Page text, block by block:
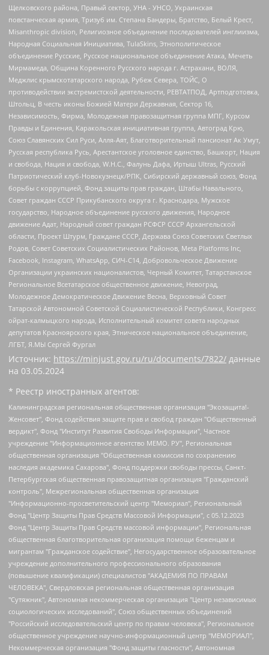
Щелковского района, Правый сектор, УНА - УНСО, Украинская
повстанческая армия, Тризуб им. Степана Бандеры, Братство, Белый Крест,
Misanthropic division, Религиозное объединение последователей инглиизма,
Народная Социальная Инициатива, TulaSkins, Этнополитическое
объединение Русские, Русское национальное объединение Атака, Мечеть
Мирмамеда, Община Коренного Русского народа г. Астрахани, ВОЛЯ,
Меджлис крымскотатарского народа, Рубеж Севера, ТОЙС, О
противодействии экстремистской деятельности, РЕВТАТПОД, Артподготовка,
Штольц, В честь иконы Божией Матери Державная, Сектор 16,
Независимость, Фирма, Молодежная правозащитная группа МПГ, Курсом
Правды и Единения, Каракольская инициативная группа, Автоград Крю,
Союз Славянских Сил Руси, Алля-Аят, Благотворительный пансионат Ак Умут,
Русская республика Русь, Арестантское уголовное единство, Башкорт, Нация
и свобода, Нация и свобода, W.H.С., Фалунь Дафа, Иртыш Ultras, Русский
Патриотический клуб-Новокузнецк/РПК, Сибирский державный союз, Фонд
борьбы с коррупцией, Фонд защиты прав граждан, Штабы Навального,
Совет граждан СССР Прикубанского округа г. Краснодара, Мужское
государство, Народное объединение русского движения, Народное
движение Адат, Народный совет граждан РСФСР СССР Архангельской
области, Проект Штурм, Граждане СССР, Держава Союз Советских Светлых
Родов, Совет Советских Социалистических Районов, Meta Platforms Inc,
Facebook, Instagram, WhatsApp, СИЧ-С14, Добровольческое Движение
Организации украинских националистов, Черный Комитет, Татарстанское
Региональное Всетатарское общественное движение, Невоград,
Молодежное Демократическое Движение Весна, Верховный Совет
Татарской Автономной Советской Социалистической Республики, Конгресс
ойрат-калмыцкого народа, Исполнительный комитет совета народных
депутатов Красноярского края, Этническое национальное объединение,
ЛГБТ, Я.МЫ Сергей Фургал
Источник: https://minjust.gov.ru/ru/documents/7822/ данные
на 03.05.2024
* Реестр иностранных агентов:
Калининградская региональная общественная организация "Экозащита!-Женсовет", Фонд содействия защите прав и свобод граждан "Общественный вердикт", Фонд "Институт Развития Свободы Информации", Частное учреждение "Информационное агентство МЕМО. РУ", Региональная общественная организация "Общественная комиссия по сохранению наследия академика Сахарова", Фонд поддержки свободы прессы, Санкт-Петербургская общественная правозащитная организация "Гражданский контроль", Межрегиональная общественная организация "Информационно-просветительский центр "Мемориал", Региональный Фонд "Центр Защиты Прав Средств Массовой Информации", с 05.12.2023 Фонд "Центр Защиты Прав Средств массовой информации", Региональная общественная благотворительная организация помощи беженцам и мигрантам "Гражданское содействие", Негосударственное образовательное учреждение дополнительного профессионального образования (повышение квалификации) специалистов "АКАДЕМИЯ ПО ПРАВАМ ЧЕЛОВЕКА", Свердловская региональная общественная организация "Сутяжник", Автономная некоммерческая организация "Центр независимых социологических исследований", Союз общественных объединений "Российский исследовательский центр по правам человека", Региональное общественное учреждение научно-информационный центр "МЕМОРИАЛ", Некоммерческая организация "Фонд защиты гласности", Автономная некоммерческая организация "Институт прав человека", Городская общественная организация "Екатеринбургское общество "МЕМОРИАЛ", Городская общественная организация "Рязанское историко-просветительское и правозащитное общество "Мемориал" (Рязанский Мемориал), Челябинский региональный орган общественной самодеятельности – женское общественное объединение "Женщины Евразии", Челябинский региональный орган общественной самодеятельности "Уральская правозащитная группа", Фонд содействия защите здоровья и социальной справедливости имени Андрея Рылькова, Автономная Некоммерческая Организация "Аналитический Центр Юрия Левады", Автономная некоммерческая организация социальной поддержки населения "Проект Апрель", Региональная общественная организация помощи женщинам и детям, находящимся в кризисной ситуации "Информационно-методический центр "Анна", Фонд содействия развитию массовых коммуникаций и правовому просвещению "Так-так-Так", Фонд содействия устойчивому развитию "Серебряная тайга", Свердловский региональный общественный фонд социальных проектов "Новое время", "Idel.Реалии", Кавказ.Реалии, Крым.Реалии, Телеканал Настоящее Время, Татаро-башкирская служба Радио Свобода (Azatliq Radiosi), Радио Свободная Европа/Радио Свобода (PCE/PC), "Сибирь.Реалии", "Фактограф", Благотворительный фонд помощи осужденным и их семьям, Автономная некоммерческая организация "Институт глобализации и социальных движений", Фонд "В защиту прав заключенных", Частное учреждение "Центр поддержки и содействия развитию средств массовой информации", Пензенский региональный общественный благотворительный фонд "Гражданский союз", "Север.Реалии", Некоммерческая организация Фонд "Правовая инициатива", Общество с ограниченной ответственностью "Радио Свободная Европа/Радио Свобода", Чешское информационное агентство "MEDIUM-ORIENT", Красноярская региональная общественная организация "Мы против СПИДа", Камалягин Денис Николаевич, Маркелов Сергей Евгеньевич, Пономарев Лев Александрович, Савицкая Людмила Алексеевна, Автономная некоммерческая организация "Центр по работе с проблемой насилия "НАСИЛИЮ.НЕТ", Межрегиональный профессиональный союз работников здравоохранения "Альянс врачей", Юридическое лицо, зарегистрированное в Латвийской Республике, SIA "Medusa Project" (регистрационный номер 40103797863, дата регистрации 10.06.2014), Некоммерческая организация "Фонд по борьбе с коррупцией", Автономная некоммерческая организация "Институт права и публичной политики", Баданин Роман Сергеевич, Гликин Максим Александрович, Железнова Мария Михайловна, Лукьянова Юлия Сергеевна, Маетная Елизавета Витальевна, Маняхин Петр Борисович, Чуракова Ольга Владимировна, Ярош Юлия Петровна, Юридическое лицо "The Insider SIA", зарегистрированное в Риге, Латвийская Республика (дата регистрации 26.06.2015), являющееся администратором доменного имени интернет-издания "The Insider SIA", https://theins.ru, Постернак Алексей Евгеньевич, Рубин Михаил Аркадьевич, Анин Роман Александрович, Юридическое лицо Istories fonds, зарегистрированное в Латвийской Республике (регистрационный номер 50008295751, дата регистрации 24.02.2020), Великовский Дмитрий Александрович, Долинина Ирина Николаевна, Мароховская Алеся Алексеевна, Шлейнов Роман Юрьевич, Шмагун Олеся Валентиновна, Общество с ограниченной ответственностью "Альтаир 2021", Общество с ограниченной ответственностью "Вега 2021", Общество с ограниченной ответственностью "Главный редактор 2021", Общество с ограниченной ответственностью "Ромашки монолит", Важенков Артем Валерьевич, Ивановская областная общественная организация "Центр гендерных исследований", Гурман Юрий Альбертович, Медиапроект "ОВД-Инфо", Егоров Владимир Владимирович, Жилинский Владимир Александрович, Общество с ограниченной ответственностью "ЗП", Иванова София Юрьевна, Карезина Инна Павловна, Кильтау Екатерина Викторовна, Петров Алексей Викторович, Пискунов Сергей Евгеньевич, Смирнов Сергей Сергеевич, Тихонов Михаил Сергеевич, Общество с ограниченной ответственностью "ЖУРНАЛИСТ-ИНОСТРАННЫЙ АГЕНТ", Арапова Галина Юрьевна, Вольтская Татьяна Анатольевна, Американская компания "Mason G.E.S. Anonymous Foundation" (США), являющаяся владельцем интернет-издания https://mnews.world/, Компания "Stichting Bellingcat", зарегистрированная в Нидерландах (дата регистрации 11.07.2018), Захаров Андрей Вячеславович, Клепиковская Екатерина Дмитриевна, Общество с ограниченной ответственностью "МЕМО", Перл Роман Александрович, Симонов Евгений Алексеевич, Соловьева Елена Анатольевна, Сотников Даниил Владимирович, Сурначева Елизавета Дмитриевна, Автономная некоммерческая организация по защите прав человека и информированию населения "Якутия – Наше Мнение", Общество с ограниченной ответственностью "Москоу диджитал медиа", с 26.01.2023 Общество с ограниченной ответственностью "Чайка Белые сады", Ветошкина Валерия Валерьевна, Заговора Максим Александрович, Межрегиональное общественное движение "Российская ЛГБТ - сеть", Оленичев Максим Владимирович, Павлов Иван Юрьевич, Скворцова Елена Сергеевна, Общество с ограниченной ответственностью "Как бы инагент", Кочетков Игорь Викторович, Общество с ограниченной ответственностью "Честные выборы", Еланчик Олег Александрович, Общество с ограниченной ответственностью "Нобелевский призыв", Гималова Регина Эмилевна, Григорьев Андрей Валерьевич, Григорьева Алина Александровна, Ассоциация по содействию защите прав призывников, альтернативнослужащих и военнослужащих "Правозащитная группа "Гражданин.Армия.Право", Хисамова Регина Фаритовна, Автономная некоммерческая организация по реализации социально-правовых программ "Лилит", Дальневосточное общественное движение "Маяк", Санкт-Петербургская ЛГБТ-инициативная группа "Выход", Инициативная группа ЛГБТ+ "Реверс", Алексеев Андрей Викторович, Бекбулатова Таисия Львовна, Беляев Иван Михайлович, Владыкина Елена Сергеевна, Гельман Марат Александрович, Никульшина Вероника Юрьевна, Толоконникова Надежда Андреевна, Шендерович Виктор Анатольевич, Общество с ограниченной ответственностью "Данное сообщение", Общество с ограниченной ответственностью Издательский дом "Новая глава", Айнбиндер Александра Александровна, Московский комьюнити-центр для ЛГБТ+инициатив, Благотворительный фонд развития филантропии, Deutsche Welle (Германия, Kurt-Schumacher-Strasse 3, 53113 Bonn), Борзунова Мария Михайловна, Воробьев Виктор Викторович, Голубева Анна Львовна, Константинова Алла Михайловна, Малкова Ирина Владимировна, Мурадов Мурад Абдулгалимович, Осетинская Елизавета Николаевна, Понасенков Евгений Николаевич, Ганапольский Матвей Юрьевич, Киселев Евгений Алексеевич, Борухович Ирина Григорьевна, Дремин Иван Тимофеевич, Дубровский Дмитрий Викторович, Красноярская региональная общественная организация поддержки и развития альтернативных образовательных технологий и межкультурных коммуникаций "ИНТЕРРА", Маяковская Екатерина Алексеевна, Фейгин Марк Захарович, Филимонов Андрей Викторович, Дзугкоева Регина Николаевна, Доброхотов Роман Александрович, Дудь Юрий Александрович, Елкин Сергей Владимирович, Кругликов Кирилл Игоревич, Сабунаева Мария Леонидовна, Семенов Алексей Владимирович, Шаинян Карен Багратович, Шульман Екатерина Михайловна, Асафьев Артур Валерьевич, Вахштайн Виктор Семенович, Венедиктов Алексей Алексеевич, Лушникова Екатерина Евгеньевна, Волков Леонид Михайлович, Невзоров Александр Глебович, Пархоменко Сергей Борисович, Сироткин Ярослав Николаевич, Кара-Мурза Владимир Владимирович, Баранова Наталья Владимировна, Гозман Леонид Яковлевич, Кагарлицкий Борис Юльевич, Климарев Михаил Валерьевич, Милов Владимир Станиславович, Автономная некоммерческая организация Краснодарский центр современного искусства "Типография", Моргенштерн Алишер Тагирович, Соболь Любовь Эдуардовна, Общество с ограниченной ответственностью "ЛИЗА НОРМ", Каспаров Гарри Кимович, Ходорковский Михаил Борисович, Общество с ограниченной ответственностью "Апрельские тезисы", Данилович Ирина Брониславовна, Кашин Олег Владимирович, Петров Николай Владимирович, Пивоваров Алексей Владимирович, Соколов Михаил Владимирович, Цветкова Юлия Владимировна, Чичваркин Евгений Александрович, Комитет против пыток/Команда против пыток, Общество с ограниченной ответственностью "Первый научный", Общество с ограниченной ответственностью "Вертолет и ко", Белоцерковская Вероника Борисовна, Кац Максим Евгеньевич, Лазарева Татьяна Юрьевна, Шаведдинов Руслан Табризович, Яшин Илья Валерьевич, Общество с ограниченной ответственностью "Иноагент ААВ", Алешковский Дмитрий Петрович, Альбац Евгения Марковна, Быков Дмитрий Львович, Галямина Юлия Евгеньевна, Лойко Сергей Леонидович, Мартынов Кирилл Константинович, Медведев Сергей Александрович, Крашенинников Федор Геннадиевич, Гордеева Катерина Вл